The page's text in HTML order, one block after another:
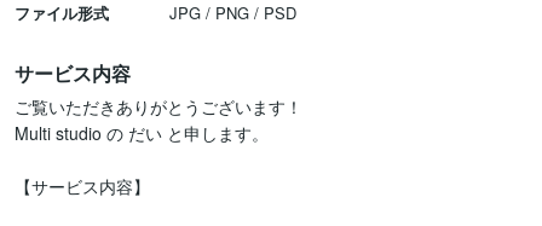
ファイル形式 JPG / PNG / PSD
サービス内容
ご覧いただきありがとうございます！
Multi studio の だい と申します。
【サービス内容】